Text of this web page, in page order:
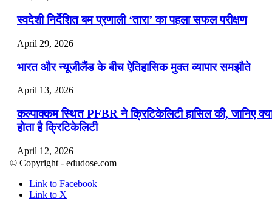
स्वदेशी निर्देशित बम प्रणाली ‘तारा’ का पहला सफल परीक्षण
April 29, 2026
भारत और न्यूजीलैंड के बीच ऐतिहासिक मुक्त व्यापार समझौते
April 13, 2026
कल्पाक्कम स्थित PFBR ने क्रिटिकेलिटी हासिल की, जानिए
होता है क्रिटिकेलिटी
April 12, 2026
April 9, 2026
© Copyright - edudose.com
Link to Facebook
Link to X